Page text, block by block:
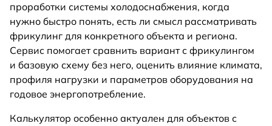
проработки системы холодоснабжения, когда
нужно быстро понять, есть ли смысл рассматривать
фрикулинг для конкретного объекта и региона.
Сервис помогает сравнить вариант с фрикулингом
и базовую схему без него, оценить влияние климата,
профиля нагрузки и параметров оборудования на
годовое энергопотребление.
Калькулятор особенно актуален для объектов с